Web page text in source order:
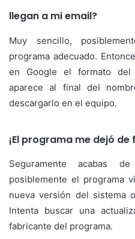
llegan a mi email?
Muy sencillo,
programa adecuado.
en Google el formato del
aparece al final del
descargarlo en el equipo.
¡El programa me dejó
Seguramente acabas
posiblemente el programa
nueva versión del sistema
Intenta buscar una
fabricante del programa.